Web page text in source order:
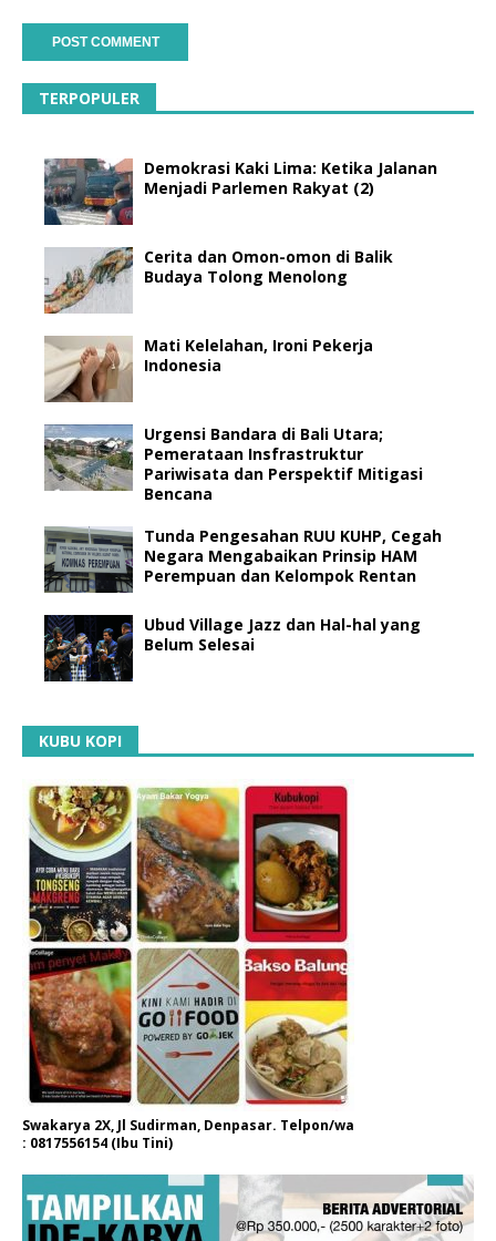
TERPOPULER
Demokrasi Kaki Lima: Ketika Jalanan
Menjadi Parlemen Rakyat (2)
Cerita dan Omon-omon di Balik
Budaya Tolong Menolong
Mati Kelelahan, Ironi Pekerja
Indonesia
Urgensi Bandara di Bali Utara;
Pemerataan Insfrastruktur
Pariwisata dan Perspektif Mitigasi
Bencana
Tunda Pengesahan RUU KUHP, Cegah
Negara Mengabaikan Prinsip HAM
Perempuan dan Kelompok Rentan
Ubud Village Jazz dan Hal-hal yang
Belum Selesai
KUBU KOPI
Swakarya 2X, Jl Sudirman, Denpasar. Telpon/wa
: 0817556154 (Ibu Tini)